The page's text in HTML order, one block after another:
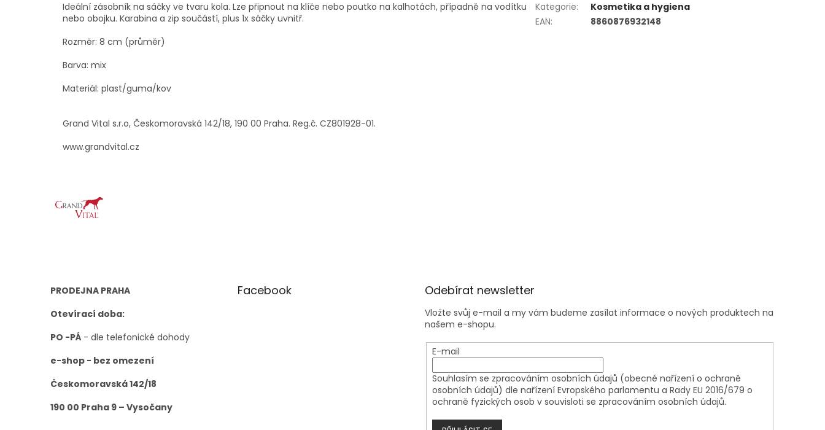
Ideální zásobník na sáčky ve tvaru kola. Lze připnout na klíče nebo poutko na kalhotách, případně na vodítku
nebo obojku. Karabina a zip součástí, plus 1x sáčky uvnitř.
Rozměr: 8 cm (průměr)
Barva: mix
Materiál: plast/guma/kov
Grand Vital s.r.o, Českomoravská 142/18, 190 00 Praha. Reg.č. CZ801928-01.
www.grandvital.cz
Kategorie:
Kosmetika a hygiena
EAN: 8860876932148
PRODEJNA PRAHA
Otevírací doba:
PO -PÁ - dle telefonické dohody
e-shop - bez omezení
Českomoravská 142/18
190 00 Praha 9 – Vysočany
Facebook Odebírat newsletter
Vložte svůj e-mail a my vám budeme zasílat informace o nových produktech na
našem e-shopu.
E-mail
Souhlasím se zpracováním osobních údajů (obecné nařízení o ochraně
osobních údajů) dle nařízení Evropského parlamentu a Rady EU 2016/679 o
ochraně fyzických osob v souvisloti se zpracováním osobních údajů.